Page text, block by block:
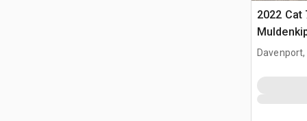
2022 Cat
Davenport,